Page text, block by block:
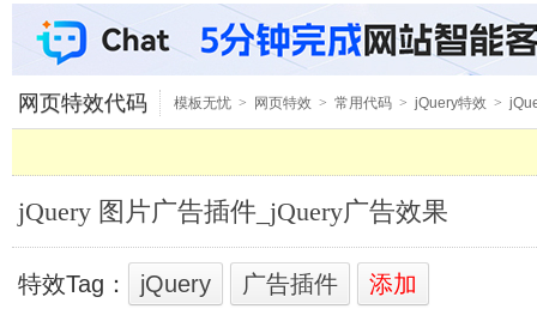
网页特效代码 模板无忧 > 网页特效 > 常用代码 > jQuery特效 >
图片特效 > jQuery广告效果 >
jQuery 图片广告插件_jQuery广告效果
特效Tag： jQuery 广告插件 添加